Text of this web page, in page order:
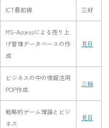
ICT最前線 三好
MS-Accessによる売り上
げ管理データベースの作
成
見目
ビジネスの中の情報活用
POP作成
三輪
戦略的ゲーム理論とビジ
ネス
見目